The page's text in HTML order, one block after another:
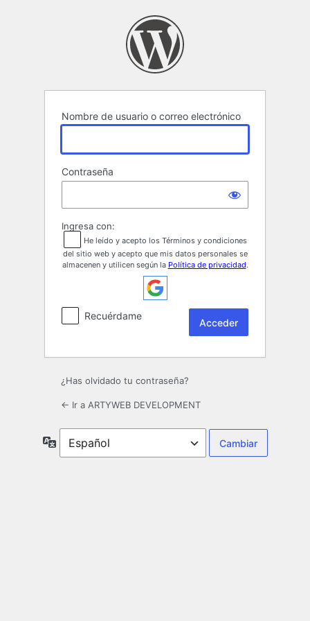
Nombre de usuario o correo electrónico
Contraseña
Ingresa con:
He leído y acepto los Términos y condiciones
del sitio web y acepto que mis datos personales se
almacenen y utilicen según la Política de privacidad.
Recuérdame
¿Has olvidado tu contraseña?
← Ir a ARTYWEB DEVELOPMENT
Idioma